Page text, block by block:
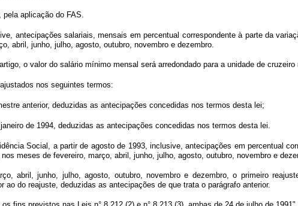
aplicação do FAS.
antecipações salariais, mensais em percentual correspondente à parte da
abril, junho, julho, agosto, outubro, novembro e dezembro.
o valor do salário mínimo mensal será arredondado para a unidade de cruzeiro
nos seguintes termos:
anterior, deduzidas as antecipações concedidas nos termos desta lei;
de 1994, deduzidas as antecipações concedidas nos termos desta lei.
Social, a partir de agosto de 1993, inclusive, antecipações em percentual
meses de fevereiro, março, abril, junho, julho, agosto, outubro, novembro e
abril, junho, julho, agosto, outubro, novembro e dezembro, o primeiro
do reajuste, deduzidas as antecipações de que trata o parágrafo anterior.